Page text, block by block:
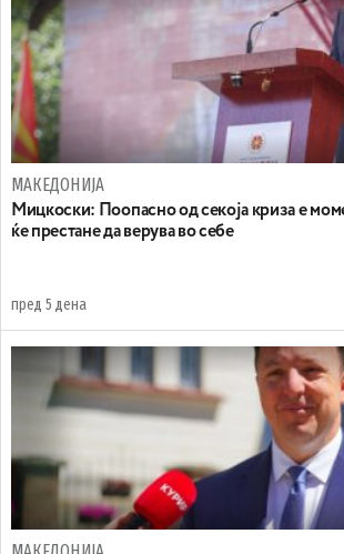
МАКЕДОНИЈА
Мицкоски: Поопасно од секоја криза е
ќе престане да верува во себе
пред 5 дена